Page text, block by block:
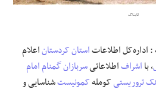
تابناک
اداره‌کل اطلاعاتاستان کردستاناعلام
، بااشرافاطلاعاتیسربازان گمنام امام
تروریستیکوملهکمونیستشناسایی و